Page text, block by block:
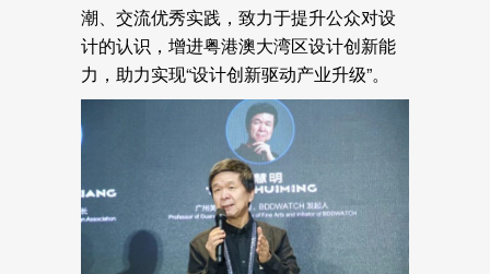
潮、交流优秀实践，致力于提升公众对设
计的认识，增进粤港澳大湾区设计创新能
力，助力实现“设计创新驱动产业升级”。